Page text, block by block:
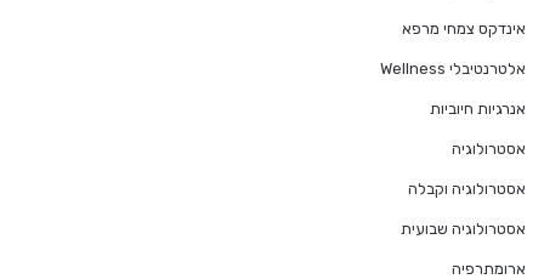
אינדקס צמחי מרפא
אלטרנטיבלי Wellness
אנרגיות חיוביות
אסטרולוגיה
אסטרולוגיה וקבלה
אסטרולוגיה שבועית
ארומתרפיה